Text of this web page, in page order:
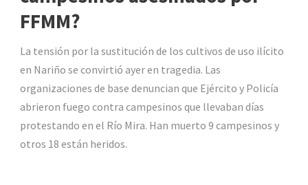
FFMM?
La tensión por la sustitución de los cultivos de uso ilícito
en Nariño se convirtió ayer en tragedia. Las
organizaciones de base denuncian que Ejército y Policía
abrieron fuego contra campesinos que llevaban días
protestando en el Río Mira. Han muerto 9 campesinos y
otros 18 están heridos.